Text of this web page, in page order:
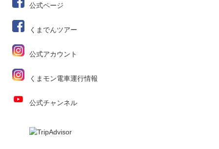
公式ページ
くまでんツアー
公式アカウント
くまモン電車運行情報
公式チャンネル